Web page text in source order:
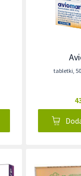
tabletki,